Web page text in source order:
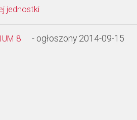
jednostki
8 - ogłoszony 2014-09-15